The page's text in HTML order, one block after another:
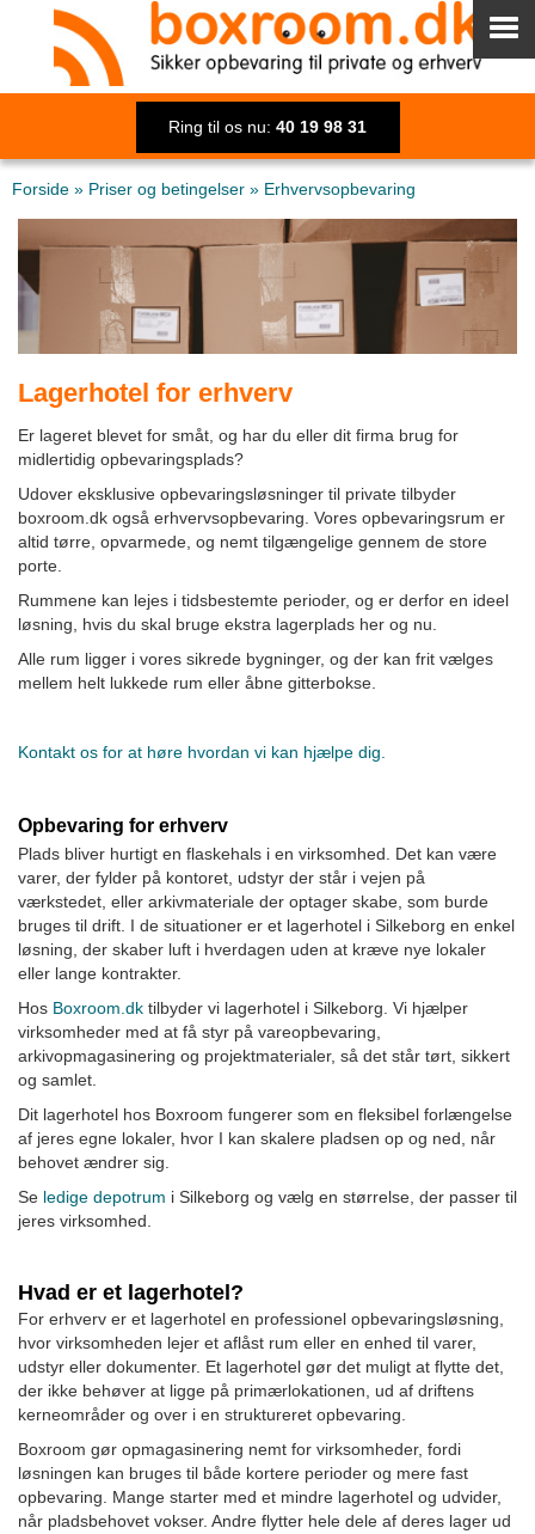
Ring til os nu: 40 19 98 31
Forside » Priser og betingelser » Erhvervsopbevaring
Lagerhotel for erhverv
Er lageret blevet for småt, og har du eller dit firma brug for
midlertidig opbevaringsplads?
Udover eksklusive opbevaringsløsninger til private tilbyder
boxroom.dk også erhvervsopbevaring. Vores opbevaringsrum er
altid tørre, opvarmede, og nemt tilgængelige gennem de store
porte.
Rummene kan lejes i tidsbestemte perioder, og er derfor en ideel
løsning, hvis du skal bruge ekstra lagerplads her og nu.
Alle rum ligger i vores sikrede bygninger, og der kan frit vælges
mellem helt lukkede rum eller åbne gitterbokse.
Kontakt os for at høre hvordan vi kan hjælpe dig.
Opbevaring for erhverv
Plads bliver hurtigt en flaskehals i en virksomhed. Det kan være
varer, der fylder på kontoret, udstyr der står i vejen på
værkstedet, eller arkivmateriale der optager skabe, som burde
bruges til drift. I de situationer er et lagerhotel i Silkeborg en enkel
løsning, der skaber luft i hverdagen uden at kræve nye lokaler
eller lange kontrakter.
Hos Boxroom.dk tilbyder vi lagerhotel i Silkeborg. Vi hjælper
virksomheder med at få styr på vareopbevaring,
arkivopmagasinering og projektmaterialer, så det står tørt, sikkert
og samlet.
Dit lagerhotel hos Boxroom fungerer som en fleksibel forlængelse
af jeres egne lokaler, hvor I kan skalere pladsen op og ned, når
behovet ændrer sig.
Se ledige depotrum i Silkeborg og vælg en størrelse, der passer til
jeres virksomhed.
Hvad er et lagerhotel?
For erhverv er et lagerhotel en professionel opbevaringsløsning,
hvor virksomheden lejer et aflåst rum eller en enhed til varer,
udstyr eller dokumenter. Et lagerhotel gør det muligt at flytte det,
der ikke behøver at ligge på primærlokationen, ud af driftens
kerneområder og over i en struktureret opbevaring.
Boxroom gør opmagasinering nemt for virksomheder, fordi
løsningen kan bruges til både kortere perioder og mere fast
opbevaring. Mange starter med et mindre lagerhotel og udvider,
når pladsbehovet vokser. Andre flytter hele dele af deres lager ud